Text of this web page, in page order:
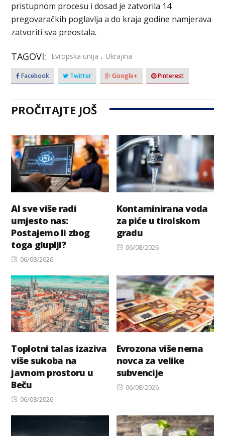
pristupnom procesu i dosad je zatvorila 14
pregovaračkih poglavlja a do kraja godine namjerava
zatvoriti sva preostala.
TAGOVI: Evropska unija , Ukrajina
Facebook Twitter Google+ Pinterest
PROČITAJTE JOŠ
AI sve više radi
umjesto nas:
Postajemo li zbog
toga gluplji?
Posted
06/08/2026
Kontaminirana voda
za piće u tirolskom
gradu
Posted
06/08/2026
Toplotni talas izaziva
više sukoba na
javnom prostoru u
Beču
Posted
06/08/2026
Evrozona više nema
novca za velike
subvencije
Posted
06/08/2026